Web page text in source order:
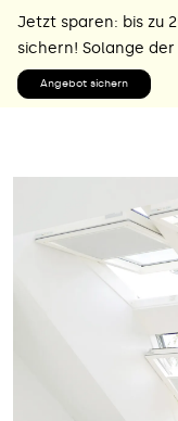
Jetzt sparen: bis zu
sichern! Solange
Angebot sichern